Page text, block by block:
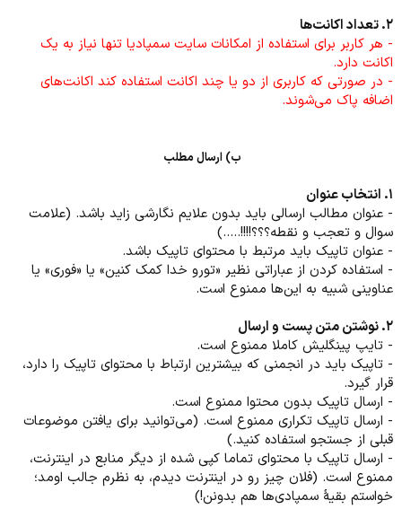
۲. تعداد اکانت‌ها
- هر کاربر برای استفاده از امکانات سایت سمپادیا تنها نیاز به یک
اکانت دارد.
- در صورتی که کاربری از دو یا چند اکانت استفاده کند اکانت‌های
اضافه پاک می‌شوند.
ب) ارسال مطلب
۱. انتخاب عنوان
- عنوان مطالب ارسالی باید بدون علایم نگارشی زاید باشد. (علامت
سوال و تعجب و نقطه؟؟؟!!!!.....)
- عنوان تاپیک باید مرتبط با محتوای تاپیک باشد.
- استفاده کردن از عباراتی نظیر «تورو خدا کمک کنین» یا «فوری» یا
عناوینی شبیه به این‌ها ممنوع است.
۲. نوشتن متن پست و ارسال
- تایپ پینگلیش کاملا ممنوع است.
- تاپیک باید در انجمنی که بیشترین ارتباط با محتوای تاپیک را دارد،
قرار گیرد.
- ارسال تاپیک بدون محتوا ممنوع است.
- ارسال تاپیک تکراری ممنوع است. (می‌توانید برای یافتن موضوعات
قبلی از جستجو استفاده کنید.)
- ارسال تاپیک با محتوای تماما کپی شده از دیگر منابع در اینترنت،
ممنوع است. (فلان چیز رو در اینترنت دیدم، به نظرم جالب اومد؛
خواستم بقیهٔ سمپادی‌ها هم بدونن!)